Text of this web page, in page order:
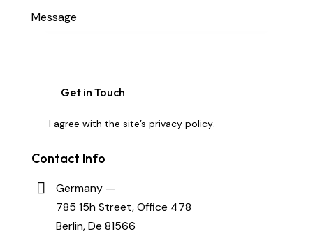
I agree with the site’sprivacy policy.
Contact Info
Germany —
785 15h Street, Office 478
Berlin, De 81566